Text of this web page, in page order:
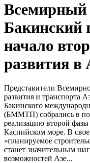
Всемирный
Бакинский
начало
развития в
Представители
развития и транспорта
Бакинского
(БММТП) собрались в
реализацию второй
Каспийском море. В
«планируемое
станет значительным
возможностей Азе...